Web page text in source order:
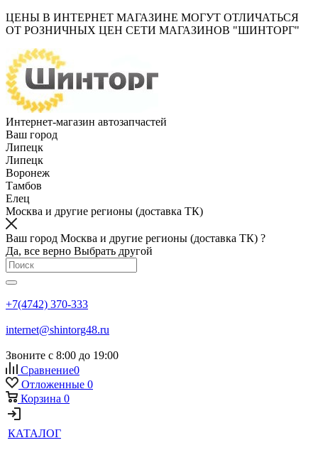
ЦЕНЫ В ИНТЕРНЕТ МАГАЗИНЕ МОГУТ ОТЛИЧАТЬСЯ
ОТ РОЗНИЧНЫХ ЦЕН СЕТИ МАГАЗИНОВ "ШИНТОРГ"
Интернет-магазин автозапчастей
Ваш город
Липецк
Липецк
Воронеж
Тамбов
Елец
Москва и другие регионы (доставка ТК)
Ваш город Москва и другие регионы (доставка ТК) ?
Да, все верно Выбрать другой
+7(4742) 370-333
internet@shintorg48.ru
Звоните с 8:00 до 19:00
Сравнение0
Отложенные 0
Корзина 0
КАТАЛОГ